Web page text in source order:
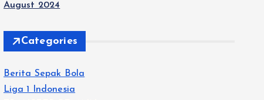
August 2024
Categories
Berita Sepak Bola
Liga 1 Indonesia